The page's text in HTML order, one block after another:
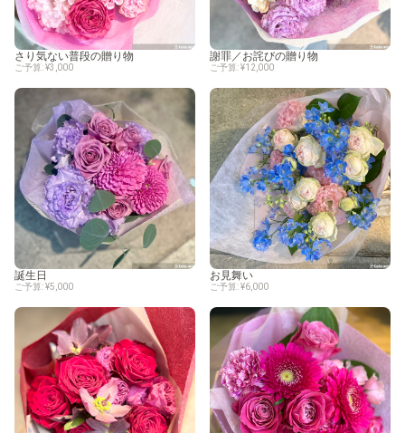
さり気ない普段の贈り物
ご予算: ¥3,000
謝罪／お詫びの贈り物
ご予算: ¥12,000
誕生日
ご予算: ¥5,000
お見舞い
ご予算: ¥6,000